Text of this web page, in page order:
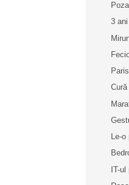
3
Le-
IT-ul